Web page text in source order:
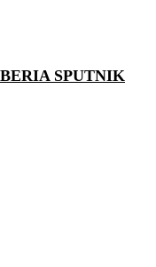
SPUTNIK